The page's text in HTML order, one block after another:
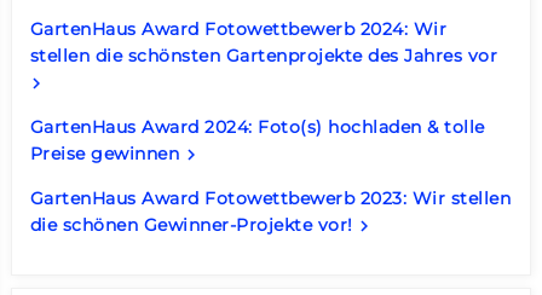
GartenHaus Award Fotowettbewerb 2024: Wir
stellen die schönsten Gartenprojekte des Jahres vor
keyboard_arrow_right
GartenHaus Award 2024: Foto(s) hochladen & tolle
Preise gewinnen keyboard_arrow_right
GartenHaus Award Fotowettbewerb 2023: Wir stellen
die schönen Gewinner-Projekte vor! keyboard_arrow_right